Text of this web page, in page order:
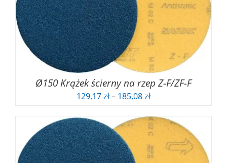
Ø150 Krążek ścierny na rzep Z-F/ZF-F
129,17zł– 185,08złZakres
od
129,17 zł
do
185,08 zł